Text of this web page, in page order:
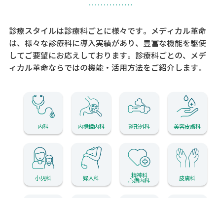
診療スタイルは診療科ごとに様々です。メディカル革命
は、様々な診療科に導入実績があり、 豊富な機能を駆使
してご要望にお応えしております。 診療科ごとの、メデ
ィカル革命ならではの機能・活用方法をご紹介します。
内科 内視鏡内科 整形外科 美容皮膚科
小児科 婦人科 精神科
心療内科 皮膚科